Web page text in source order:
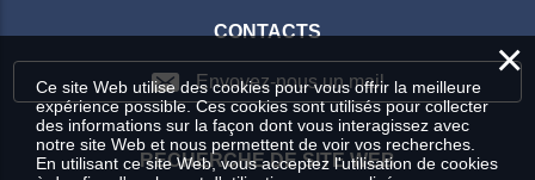
CONTACTS
Envoyez-nous un mail
RECHERCHE DE SITE WEB
×
Ce site Web utilise des cookies pour vous offrir la meilleure
expérience possible. Ces cookies sont utilisés pour collecter
des informations sur la façon dont vous interagissez avec
notre site Web et nous permettent de voir vos recherches.
En utilisant ce site Web, vous acceptez l'utilisation de cookies